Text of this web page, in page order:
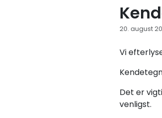
20. august
Vi
Det er
venligst.